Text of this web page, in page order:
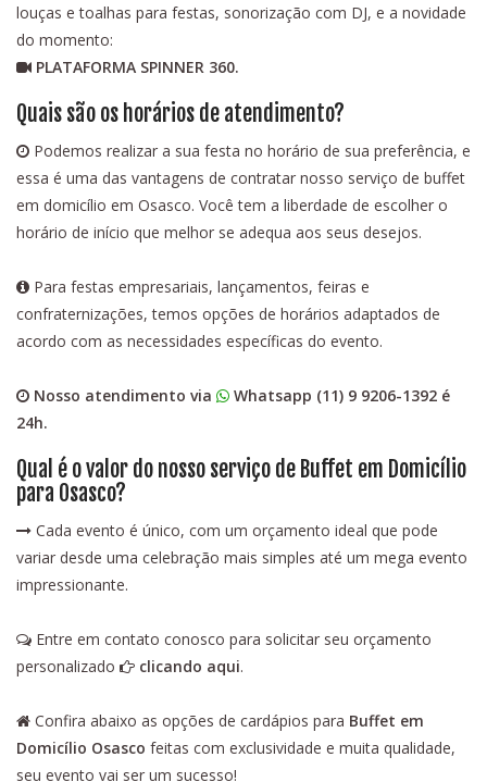
louças e toalhas para festas, sonorização com DJ, e a novidade
do momento:
PLATAFORMA SPINNER 360.
Quais são os horários de atendimento?
Podemos realizar a sua festa no horário de sua preferência, e
essa é uma das vantagens de contratar nosso serviço de buffet
em domicílio em Osasco. Você tem a liberdade de escolher o
horário de início que melhor se adequa aos seus desejos.
Para festas empresariais, lançamentos, feiras e
confraternizações, temos opções de horários adaptados de
acordo com as necessidades específicas do evento.
Nosso atendimento via Whatsapp (11) 9 9206-1392 é
24h.
Qual é o valor do nosso serviço de Buffet em Domicílio
para Osasco?
Cada evento é único, com um orçamento ideal que pode
variar desde uma celebração mais simples até um mega evento
impressionante.
Entre em contato conosco para solicitar seu orçamento
personalizado
clicando aqui.
Confira abaixo as opções de cardápios para Buffet em
Domicílio Osasco feitas com exclusividade e muita qualidade,
seu evento vai ser um sucesso!